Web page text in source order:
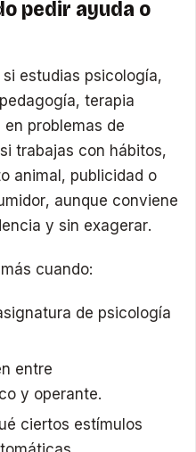
pedir ayuda o
estudias psicología,
terapia
problemas de
trabajas con hábitos,
animal, publicidad o
aunque conviene
y sin exagerar.
cuando:
de psicología
entre
y operante.
ciertos estímulos